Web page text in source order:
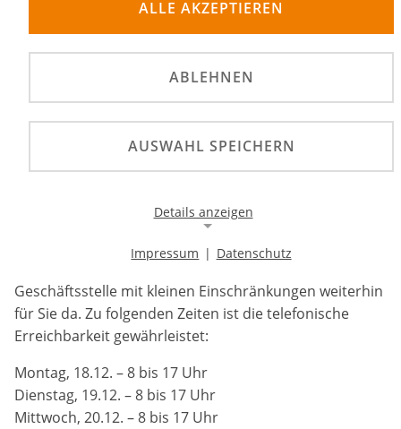
In der Woche vor Weihnachten sind die
Mitarbeiterinnen und Mitarbeiter der DMSB-
Geschäftsstelle mit kleinen Einschränkungen
In der Woche vor Weihnachten sind die
Geschäftsstelle mit kleinen Einschränkungen weiterhin
für Sie da. Zu folgenden Zeiten ist die telefonische
Erreichbarkeit gewährleistet:
Montag, 18.12. – 8 bis 17 Uhr
Dienstag, 19.12. – 8 bis 17 Uhr
Mittwoch, 20.12. – 8 bis 17 Uhr
ALLE AKZEPTIEREN
ABLEHNEN
AUSWAHL SPEICHERN
Details anzeigen
Notwendige Cookies ermöglichen die Kernfunktionalität
einer Website. Sie helfen dabei, die Website nutzbar zu
machen, indem sie grundlegende Funktionen
ermöglichen. Ohne diese Cookies kann die Website nicht
Background Image
Impressum | Datenschutz